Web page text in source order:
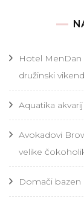
Hotel MenDan
družinski
Aquatika
Avokadovi
velike
Domači bazen